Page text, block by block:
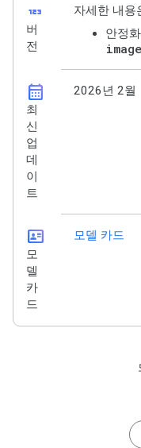
123
버
전
자세한 내용
안정
image
calendar_month
최
신
업
데
이
트
2026년 2월
id_card
모
델
카
드
모델 카드